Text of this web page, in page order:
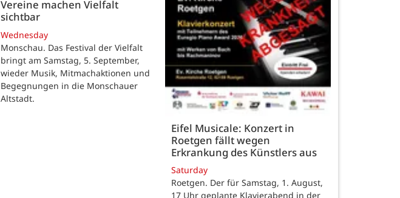
Vereine machen Vielfalt
sichtbar
Wednesday
Monschau. Das Festival der Vielfalt
bringt am Samstag, 5. September,
wieder Musik, Mitmachaktionen und
Begegnungen in die Monschauer
Altstadt.
Eifel Musicale: Konzert in
Roetgen fällt wegen
Erkrankung des Künstlers aus
Saturday
Roetgen. Der für Samstag, 1. August,
17 Uhr geplante Klavierabend in der